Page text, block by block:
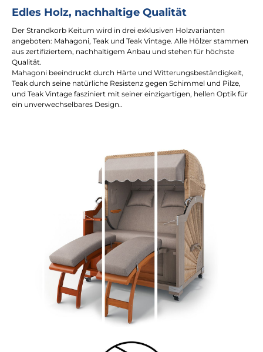
Edles Holz, nachhaltige Qualität
Der Strandkorb Keitum wird in drei exklusiven Holzvarianten
angeboten: Mahagoni, Teak und Teak Vintage. Alle Hölzer stammen
aus zertifiziertem, nachhaltigem Anbau und stehen für höchste
Qualität.
Mahagoni beeindruckt durch Härte und Witterungsbeständigkeit,
Teak durch seine natürliche Resistenz gegen Schimmel und Pilze,
und Teak Vintage fasziniert mit seiner einzigartigen, hellen Optik für
ein unverwechselbares Design..